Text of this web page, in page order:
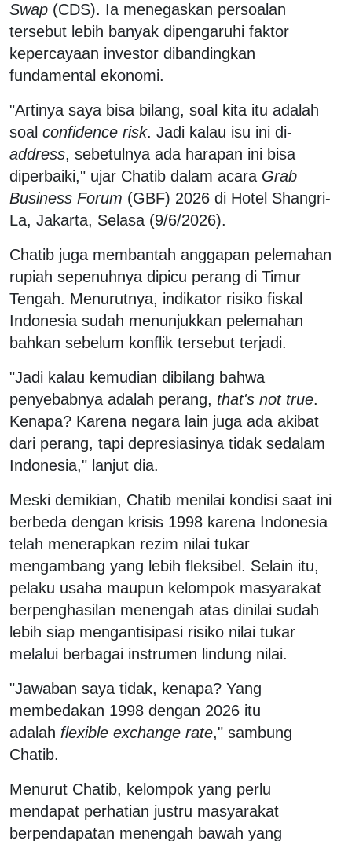
Swap (CDS). Ia menegaskan persoalan
tersebut lebih banyak dipengaruhi faktor
kepercayaan investor dibandingkan
fundamental ekonomi.
"Artinya saya bisa bilang, soal kita itu adalah
soal confidence risk. Jadi kalau isu ini di-
address, sebetulnya ada harapan ini bisa
diperbaiki," ujar Chatib dalam acara Grab
Business Forum (GBF) 2026 di Hotel Shangri-
La, Jakarta, Selasa (9/6/2026).
Chatib juga membantah anggapan pelemahan
rupiah sepenuhnya dipicu perang di Timur
Tengah. Menurutnya, indikator risiko fiskal
Indonesia sudah menunjukkan pelemahan
bahkan sebelum konflik tersebut terjadi.
"Jadi kalau kemudian dibilang bahwa
penyebabnya adalah perang, that's not true.
Kenapa? Karena negara lain juga ada akibat
dari perang, tapi depresiasinya tidak sedalam
Indonesia," lanjut dia.
Meski demikian, Chatib menilai kondisi saat ini
berbeda dengan krisis 1998 karena Indonesia
telah menerapkan rezim nilai tukar
mengambang yang lebih fleksibel. Selain itu,
pelaku usaha maupun kelompok masyarakat
berpenghasilan menengah atas dinilai sudah
lebih siap mengantisipasi risiko nilai tukar
melalui berbagai instrumen lindung nilai.
"Jawaban saya tidak, kenapa? Yang
membedakan 1998 dengan 2026 itu
adalah flexible exchange rate," sambung
Chatib.
Menurut Chatib, kelompok yang perlu
mendapat perhatian justru masyarakat
berpendapatan menengah bawah yang